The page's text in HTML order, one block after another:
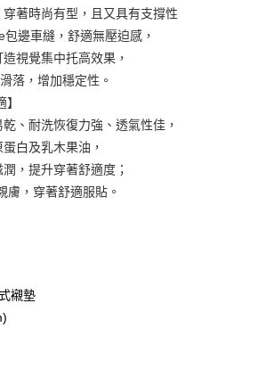
中國信託商業銀行
】
商品之後才付款」的支付方式。 讓您購物簡單
不需綁卡、不需儲值。
簡訊認證，即可結帳。
流程】
先享後付」後，將跳轉至「AFTEE先享後付」
確認金額後，即可完成結帳。
天內，點擊此簡訊中的連結，可透過四大超商／
式進行付款，方視為交易完成。
下不需立刻繳費，但若您需要取消訂單，請聯絡
同意取消之訂單仍視為有效，需透過AFTEE先享
先享後付 」之結帳頁面顯示為準，若有關於
以PackAge+配客嘉循環箱包裝寄出
含以上)免運費
-以PackAge+配客嘉循環箱包裝寄出
含以上)免運費
含以上)免運費
著時尚有型，且又具有支撐性
包邊車縫，舒適無壓迫感，
視覺集中托高效果，
落，增加穩定性。
、耐洗恢復力強、透氣性佳，
白及乳木果油，
，提升穿著舒適度；
膚，穿著舒適服貼。
襯墊